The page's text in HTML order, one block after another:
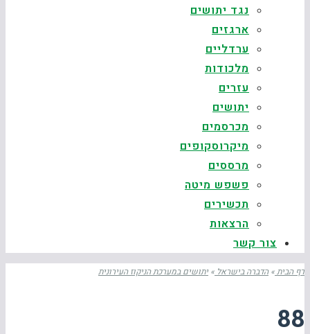
נגד יתושים
ארגזים
ערדליים
מלכודות
עזרים
יתושים
מכרסמים
מיקרוסקופים
מרססים
פשפש מיטה
תכשירים
הרצאות
צור קשר
דף הבית» הדברה בישראל » יתושים במערכת הניקוז העירונית
88